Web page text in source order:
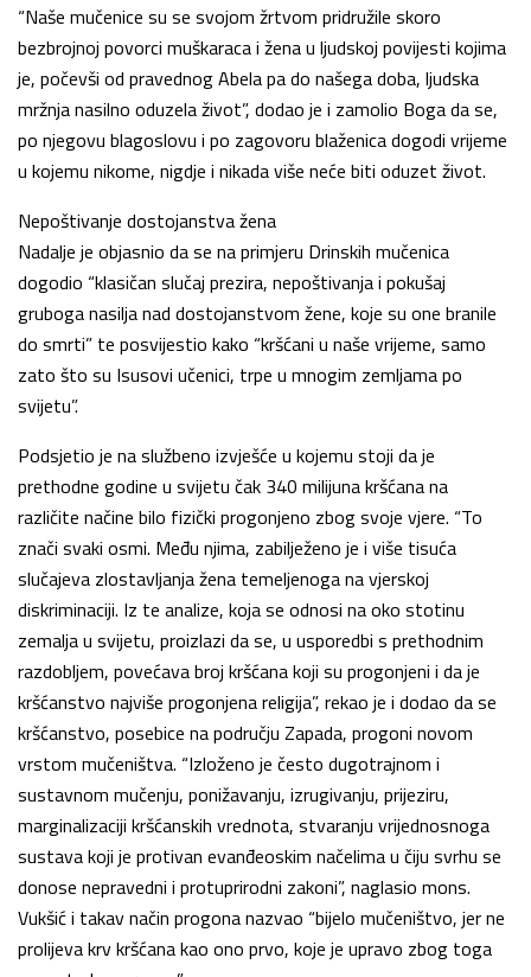
“Naše mučenice su se svojom žrtvom pridružile skoro
bezbrojnoj povorci muškaraca i žena u ljudskoj povijesti kojima
je, počevši od pravednog Abela pa do našega doba, ljudska
mržnja nasilno oduzela život”, dodao je i zamolio Boga da se,
po njegovu blagoslovu i po zagovoru blaženica dogodi vrijeme
u kojemu nikome, nigdje i nikada više neće biti oduzet život.
Nepoštivanje dostojanstva žena
Nadalje je objasnio da se na primjeru Drinskih mučenica
dogodio “klasičan slučaj prezira, nepoštivanja i pokušaj
gruboga nasilja nad dostojanstvom žene, koje su one branile
do smrti” te posvijestio kako “kršćani u naše vrijeme, samo
zato što su Isusovi učenici, trpe u mnogim zemljama po
svijetu”.
Podsjetio je na službeno izvješće u kojemu stoji da je
prethodne godine u svijetu čak 340 milijuna kršćana na
različite načine bilo fizički progonjeno zbog svoje vjere. “To
znači svaki osmi. Među njima, zabilježeno je i više tisuća
slučajeva zlostavljanja žena temeljenoga na vjerskoj
diskriminaciji. Iz te analize, koja se odnosi na oko stotinu
zemalja u svijetu, proizlazi da se, u usporedbi s prethodnim
razdobljem, povećava broj kršćana koji su progonjeni i da je
kršćanstvo najviše progonjena religija”, rekao je i dodao da se
kršćanstvo, posebice na području Zapada, progoni novom
vrstom mučeništva. “Izloženo je često dugotrajnom i
sustavnom mučenju, ponižavanju, izrugivanju, prijeziru,
marginalizaciji kršćanskih vrednota, stvaranju vrijednosnoga
sustava koji je protivan evanđeoskim načelima u čiju svrhu se
donose nepravedni i protuprirodni zakoni”, naglasio mons.
Vukšić i takav način progona nazvao “bijelo mučeništvo, jer ne
prolijeva krv kršćana kao ono prvo, koje je upravo zbog toga